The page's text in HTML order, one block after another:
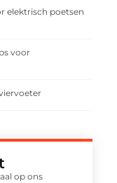
elektrisch poetsen
voor
op ons